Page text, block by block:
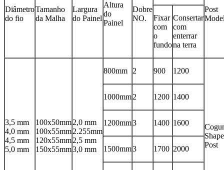
Diâmetro
do fio
Tamanho
da Malha
Largura
do Painel
Altura
do
Painel
Dobre
NO.
Post
Fixar
com
o
fundo
Consertar
com
enterrar
na terra
3,5 mm
4,0 mm
4,5 mm
5,0 mm
100x50mm
100x55mm
120x55mm
150x55mm
2,0 mm
2.255mm
2,5 mm
3,0 mm
800mm 2 900 1200
Shape
Post
1000mm2 1200 1400
1200mm3 1400 1600
1500mm3 1700 2000